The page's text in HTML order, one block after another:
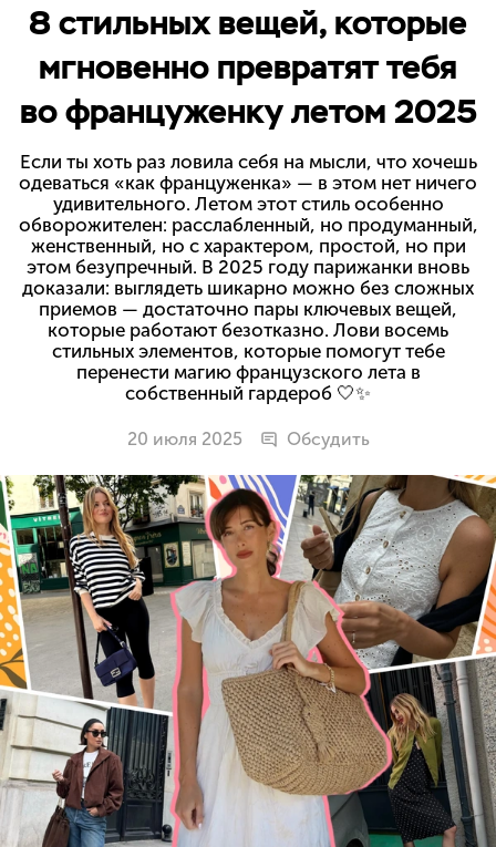
8 стильных вещей, которые
мгновенно превратят тебя
во француженку летом 2025
Если ты хоть раз ловила себя на мысли, что хочешь
одеваться «как француженка» — в этом нет ничего
удивительного. Летом этот стиль особенно
обворожителен: расслабленный, но продуманный,
женственный, но с характером, простой, но при
этом безупречный. В 2025 году парижанки вновь
доказали: выглядеть шикарно можно без сложных
приемов — достаточно пары ключевых вещей,
которые работают безотказно. Лови восемь
стильных элементов, которые помогут тебе
перенести магию французского лета в
собственный гардероб 🤍✨
20 июля 2025 Обсудить